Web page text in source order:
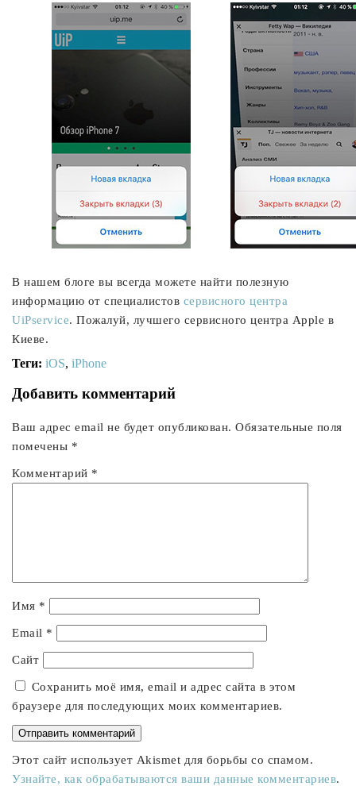
В нашем блоге вы всегда можете найти полезную
информацию от специалистов сервисного центра
UiPservice. Пожалуй, лучшего сервисного центра Apple в
Киеве.
Теги: iOS, iPhone
Добавить комментарий
Ваш адрес email не будет опубликован. Обязательные поля
помечены *
Комментарий *
Имя *
Email *
Сайт
Сохранить моё имя, email и адрес сайта в этом
браузере для последующих моих комментариев.
Этот сайт использует Akismet для борьбы со спамом.
Узнайте, как обрабатываются ваши данные комментариев.